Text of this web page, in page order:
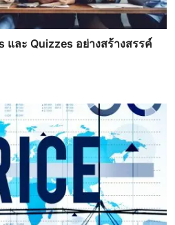
และ Quizzes อย่างสร้างสรรค์